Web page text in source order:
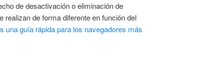
de desactivación o eliminación de
de forma diferente en función del
una guía rápida para los navegadores más